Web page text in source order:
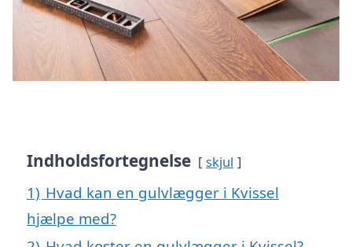
Indholdsfortegnelse skjul
1) Hvad kan en gulvlægger i Kvissel
hjælpe med?